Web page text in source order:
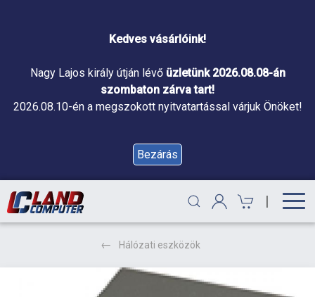
Kedves vásárlóink!
Nagy Lajos király útján lévő üzletünk 2026.08.08-án
szombaton zárva tart!
2026.08.10-én a megszokott nyitvatartással várjuk Önöket!
Bezárás
|
Hálózati eszközök